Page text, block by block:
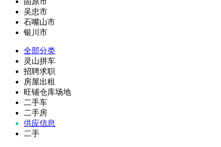
吴忠市
石嘴山市
银川市
全部分类
灵山拼车
招聘求职
房屋出租
旺铺仓库场地
二手车
二手房
供应信息
二手